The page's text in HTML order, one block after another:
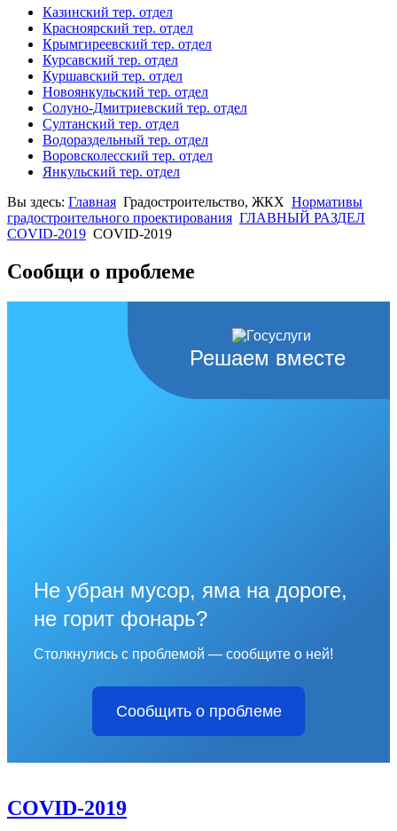
Казинский тер. отдел
Красноярский тер. отдел
Крымгиреевский тер. отдел
Курсавский тер. отдел
Куршавский тер. отдел
Новоянкульский тер. отдел
Солуно-Дмитриевский тер. отдел
Султанский тер. отдел
Водораздельный тер. отдел
Воровсколесский тер. отдел
Янкульский тер. отдел
Вы здесь: Главная Градостроительство, ЖКХ Нормативы
градостроительного проектирования ГЛАВНЫЙ РАЗДЕЛ
COVID-2019 COVID-2019
Сообщи о проблеме
Решаем вместе
Не убран мусор, яма на дороге,
не горит фонарь?
Столкнулись с проблемой — сообщите о ней!
Сообщить о проблеме
COVID-2019